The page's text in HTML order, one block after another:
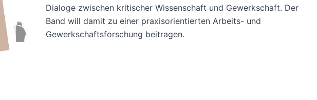
Dialoge zwischen kritischer Wissenschaft und Gewerkschaft. Der
Band will damit zu einer praxisorientierten Arbeits- und
Gewerkschaftsforschung beitragen.